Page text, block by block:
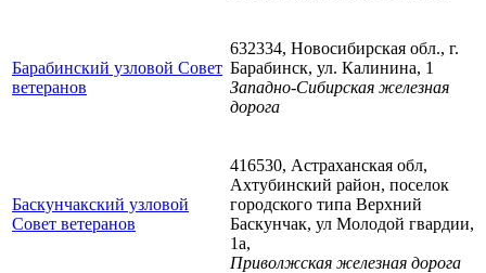
Барабинский узловой Совет
ветеранов
632334, Новосибирская обл., г.
Барабинск, ул. Калинина, 1
Западно-Сибирская железная
дорога
Баскунчакский узловой
Совет ветеранов
416530, Астраханская обл,
Ахтубинский район, поселок
городского типа Верхний
Баскунчак, ул Молодой гвардии,
1а,
Приволжская железная дорога